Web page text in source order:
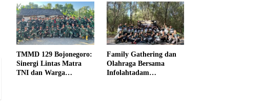
TMMD 129 Bojonegoro:
Sinergi Lintas Matra
TNI dan Warga
Family Gathering dan
Olahraga Bersama
Infolahtadam